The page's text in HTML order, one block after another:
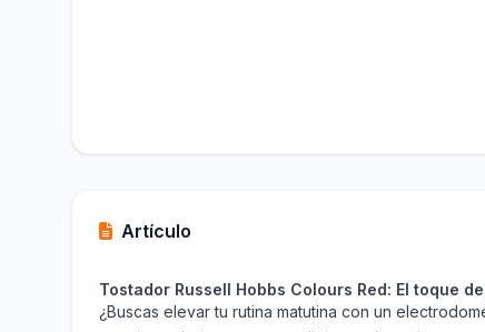
Artículo
Tostador Russell Hobbs Colours Red: El toque
¿Buscas elevar tu rutina matutina con un